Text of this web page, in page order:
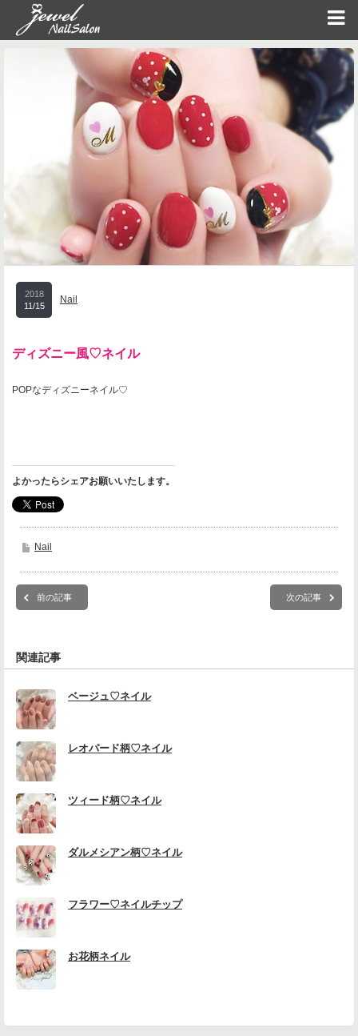
2018
11/15
Nail
ディズニー風♡ネイル
POPなディズニーネイル♡
よかったらシェアお願いいたします。
Nail
前の記事 次の記事
関連記事
ベージュ♡ネイル
レオパード柄♡ネイル
ツィード柄♡ネイル
ダルメシアン柄♡ネイル
フラワー♡ネイルチップ
お花柄ネイル